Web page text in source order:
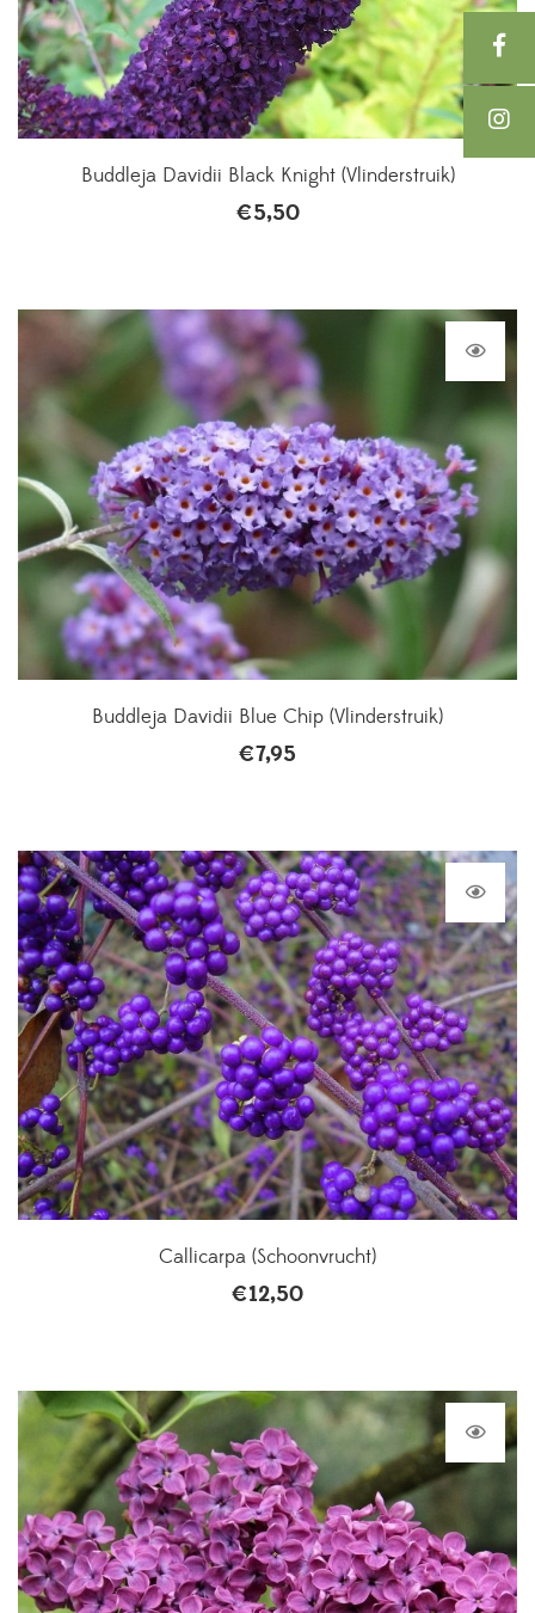
Buddleja Davidii Black Knight (Vlinderstruik)
€5,50
Buddleja Davidii Blue Chip (Vlinderstruik)
€7,95
Callicarpa (Schoonvrucht)
€12,50